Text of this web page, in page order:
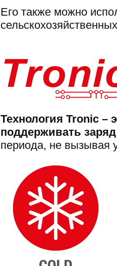
Его также можно
Технология Tronic –
поддерживать
периода, не вызывая